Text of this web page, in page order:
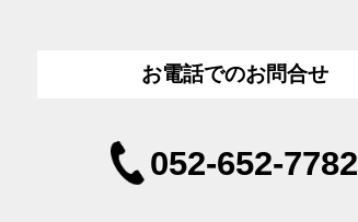
お電話でのお問合せ
052-652-7782